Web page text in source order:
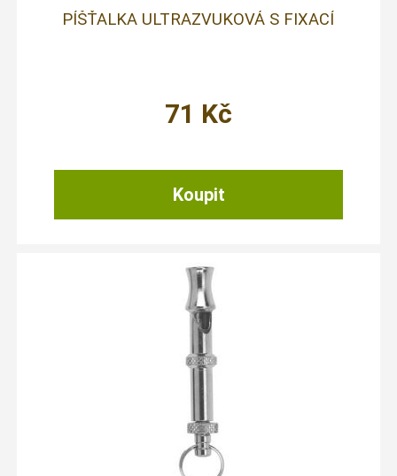
PÍŠŤALKA ULTRAZVUKOVÁ S FIXACÍ
71 Kč